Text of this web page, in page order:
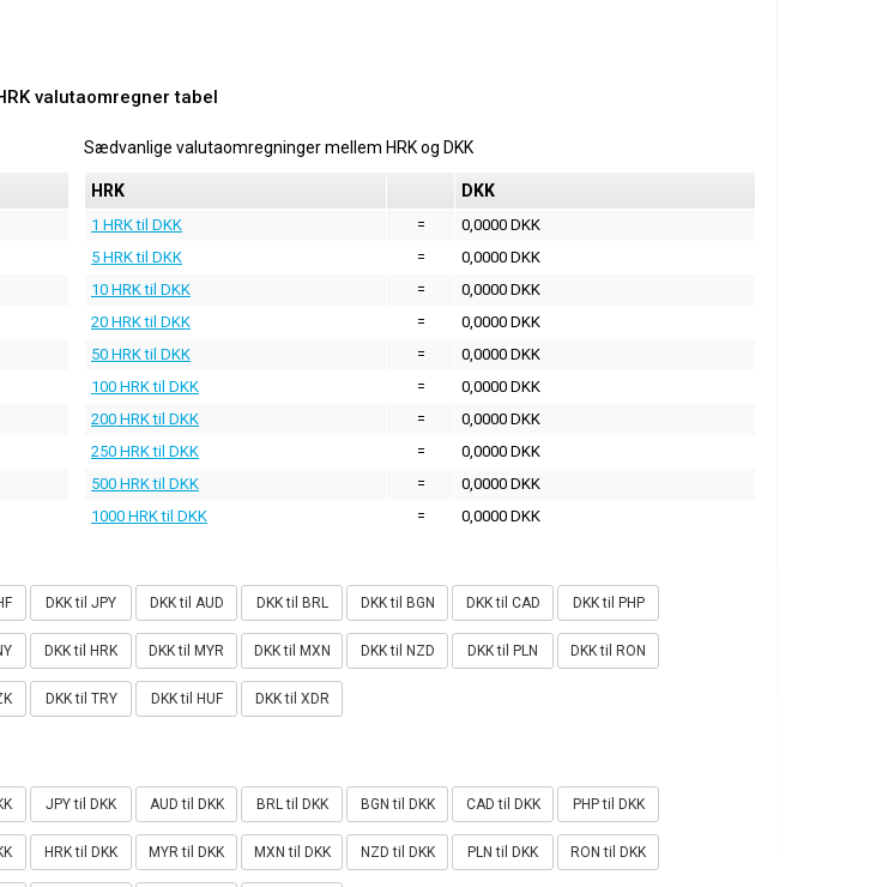
valutaomregner tabel
Sædvanlige valutaomregninger mellem HRKog DKK
HRK DKK
1 HRK til DKK =
0,0000 DKK
5 HRK til DKK
=
0,0000 DKK
10 HRK til DKK
=
0,0000 DKK
20 HRK til DKK
=
0,0000 DKK
50 HRK til DKK
=
0,0000 DKK
100 HRK til DKK
=
0,0000 DKK
200 HRK til DKK
=
0,0000 DKK
250 HRK til DKK
=
0,0000 DKK
500 HRK til DKK
=
0,0000 DKK
1000 HRK til DKK
= 0,0000 DKK
DKK til JPY DKK til AUD DKK til BRL DKK til BGN DKK til CAD DKK til PHP
DKK til HRK DKK til MYR DKK til MXN DKK til NZD DKK til PLN DKK til RON
DKK til TRY DKK til HUF DKK til XDR
JPY til DKK AUD til DKK BRL til DKK BGN til DKK CAD til DKK PHP til DKK
HRK til DKK MYR til DKK MXN til DKK NZD til DKK PLN til DKK RON til DKK